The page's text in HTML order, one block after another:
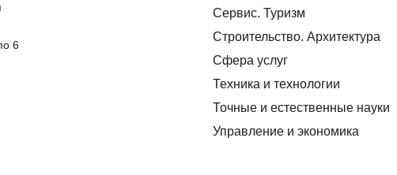
6
Сервис. Туризм
Строительство. Архитектура
Сфера услуг
Техника и технологии
Точные и естественные науки
Управление и экономика